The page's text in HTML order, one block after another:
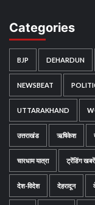
Categories
BJP DEHARDUN
NEWSBEAT
UTTARAKHAND
उत्तराखंड ऋषिकेश
चारधाम यात्रा ट्रेंडिंग खबरें
देश-विदेश देहरादून